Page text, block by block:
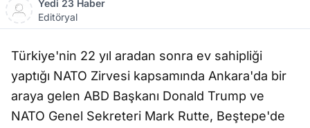
Yedi 23 Haber
Editöryal
Türkiye'nin 22 yıl aradan sonra ev sahipliği
yaptığı NATO Zirvesi kapsamında Ankara'da bir
araya gelen ABD Başkanı Donald Trump ve
NATO Genel Sekreteri Mark Rutte, Beştepe'de